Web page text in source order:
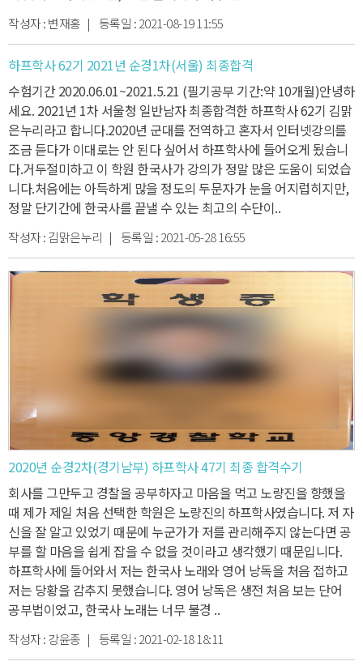
작성자 :변재홍 | 등록일 :2021-08-19 11:55
하프학사 62기 2021년 순경1차(서울) 최종합격
수험기간 2020.06.01~2021.5.21 (필기공부 기간:약 10개월)안녕하
세요. 2021년 1차 서울청 일반남자 최종합격한 하프학사 62기 김맑
은누리라고 합니다.2020년 군대를 전역하고 혼자서 인터넷강의를
조금 듣다가 이대로는 안 된다 싶어서 하프학사에 들어오게 됬습니
다.거두절미하고 이 학원 한국사가 강의가 정말 많은 도움이 되었습
니다.처음에는 아득하게 많을 정도의 두문자가 눈을 어지럽히지만,
정말 단기간에 한국사를 끝낼 수 있는 최고의 수단이..
작성자 :김맑은누리 | 등록일 :2021-05-28 16:55
2020년 순경2차(경기남부) 하프학사 47기 최종 합격수기
회사를 그만두고 경찰을 공부하자고 마음을 먹고 노량진을 향했을
때 제가 제일 처음 선택한 학원은 노량진의 하프학사였습니다. 저 자
신을 잘 알고 있었기 때문에 누군가가 저를 관리해주지 않는다면 공
부를 할 마음을 쉽게 잡을 수 없을 것이라고 생각했기 때문입니다.
하프학사에 들어와서 저는 한국사 노래와 영어 낭독을 처음 접하고
저는 당황을 감추지 못했습니다. 영어 낭독은 생전 처음 보는 단어
공부법이었고, 한국사 노래는 너무 불경 ..
작성자 :강윤종 | 등록일 :2021-02-18 18:11